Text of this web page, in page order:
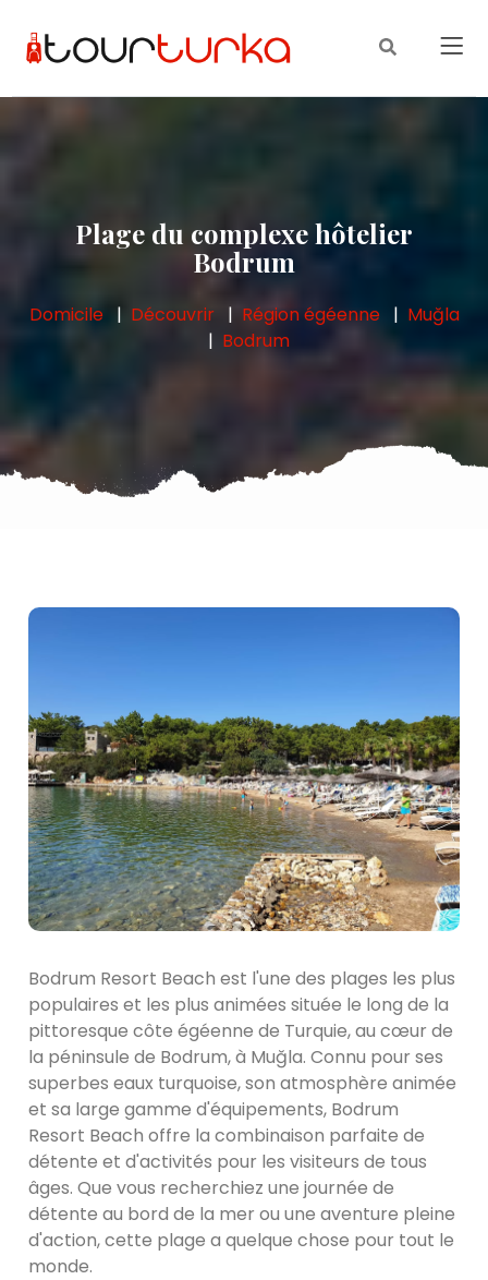
Plage du complexe hôtelier
Bodrum
Domicile Découvrir Région égéenne
Muğla
Bodrum
Bodrum Resort Beach est l'une des plages les plus
populaires et les plus animées située le long de la
pittoresque côte égéenne de Turquie, au cœur de
la péninsule de Bodrum, à Muğla. Connu pour ses
superbes eaux turquoise, son atmosphère animée
et sa large gamme d'équipements, Bodrum
Resort Beach offre la combinaison parfaite de
détente et d'activités pour les visiteurs de tous
âges. Que vous recherchiez une journée de
détente au bord de la mer ou une aventure pleine
d'action, cette plage a quelque chose pour tout le
monde.